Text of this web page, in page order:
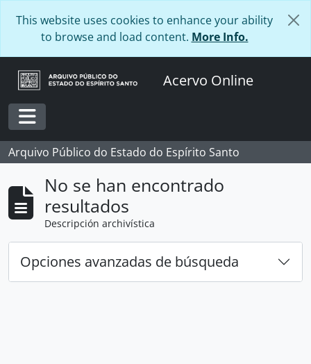
This website uses cookies to enhance your ability
to browse and load content. More Info.
Acervo Online
Toggle navigation
Arquivo Público do Estado do Espírito Santo
No se han encontrado
resultados
Descripción archivística
Opciones avanzadas de búsqueda